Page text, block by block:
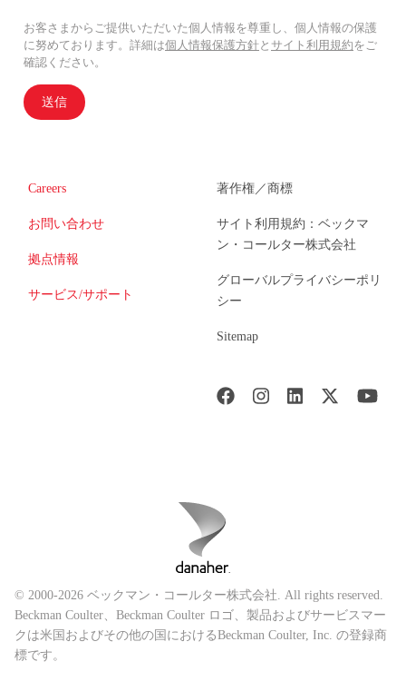
お客さまからご提供いただいた個人情報を尊重し、個人情報の保護
に努めております。詳細は個人情報保護方針と サイト利用規約をご
確認ください。
送信
Careers
お問い合わせ
拠点情報
サービス/サポート
著作権／商標
サイト利用規約：ベックマ
ン・コールター株式会社
グローバルプライバシーポリ
シー
Sitemap
© 2000-2026 ベックマン・コールター株式会社. All rights reserved.
Beckman Coulter、Beckman Coulter ロゴ、製品およびサービスマー
クは米国およびその他の国におけるBeckman Coulter, Inc. の登録商
標です。